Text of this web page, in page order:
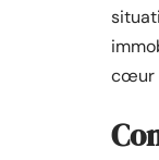
cœur